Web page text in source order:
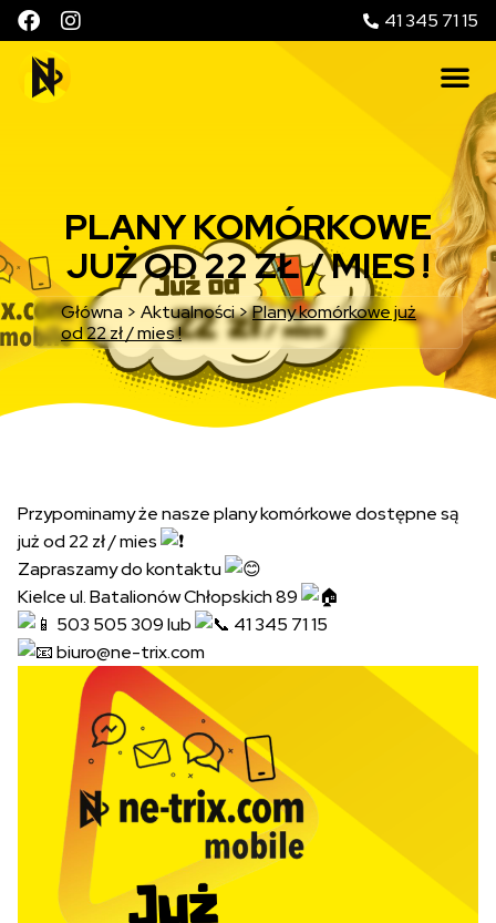
41 345 71 15
PLANY KOMÓRKOWE
JUŻ OD 22 ZŁ / MIES !
Główna > Aktualności>Plany komórkowe już
od 22 zł / mies !
Przypominamy że nasze plany komórkowe dostępne są
już od 22 zł / mies
Zapraszamy do kontaktu
Kielce ul. Batalionów Chłopskich 89
503 505 309 lub
41 345 71 15
biuro@ne-trix.com